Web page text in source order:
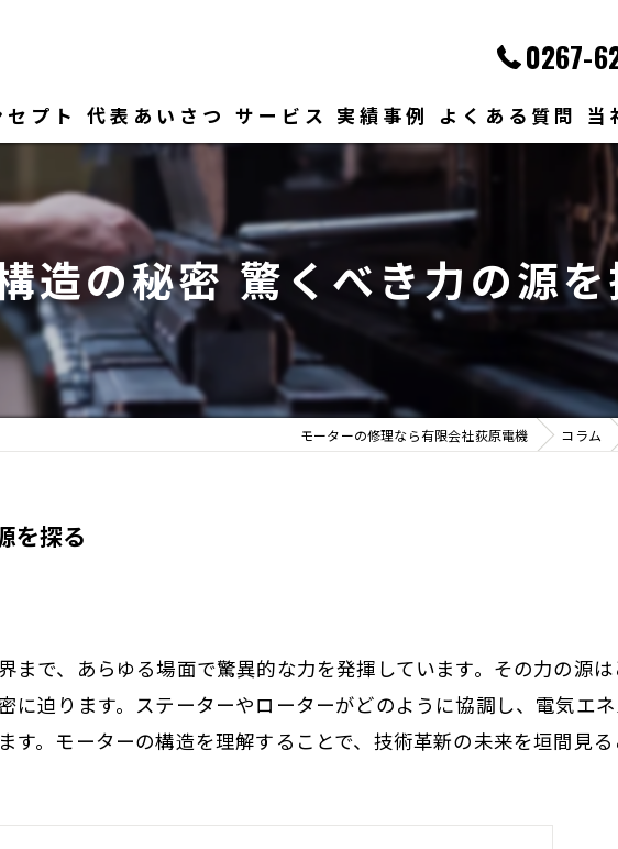
0267-
セプト 代表あいさつ サービス 実績事例 よくある質問 当
造の秘密 驚くべき力の源
モーターの修理なら有限会社荻原電機 コラム
を探る
まで、あらゆる場面で驚異的な力を発揮しています。その力の源
に迫ります。ステーターやローターがどのように協調し、電気エ
。モーターの構造を理解することで、技術革新の未来を垣間見る